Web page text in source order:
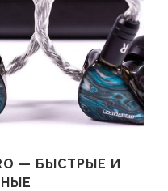
— БЫСТРЫЕ И